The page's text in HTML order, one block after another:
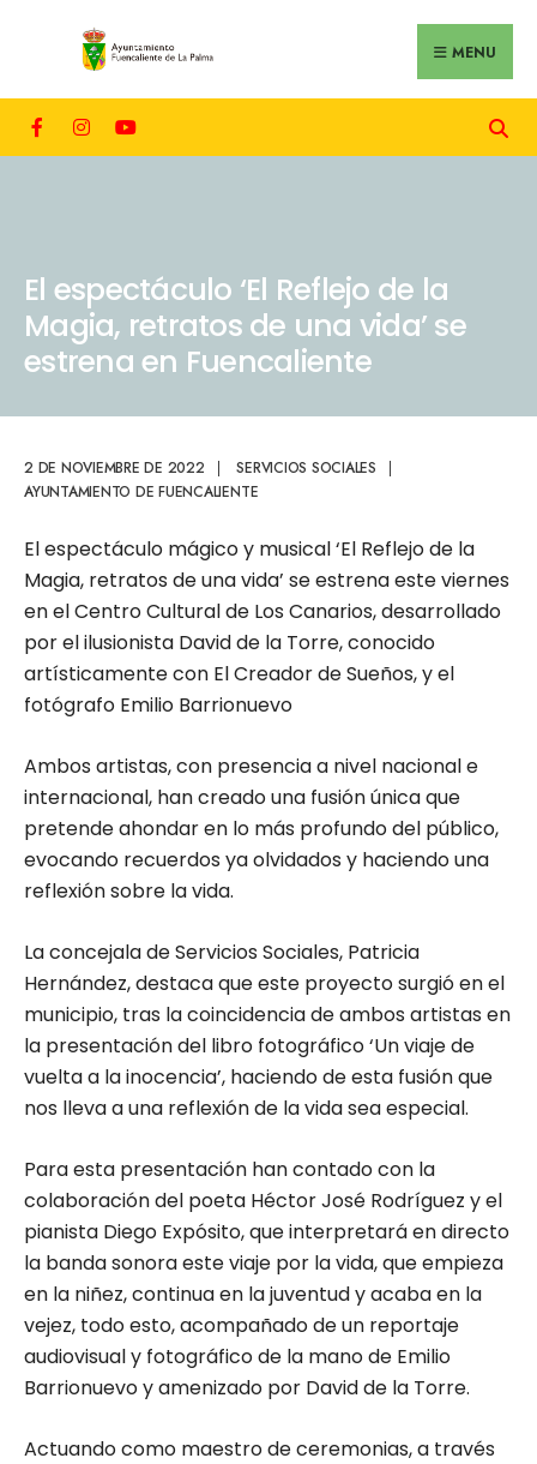
MENU
El espectáculo ‘El Reflejo de la
Magia, retratos de una vida’ se
estrena en Fuencaliente
2 DE NOVIEMBRE DE 2022 | SERVICIOS SOCIALES
|
AYUNTAMIENTO DE FUENCALIENTE
El espectáculo mágico y musical ‘El Reflejo de la
Magia, retratos de una vida’ se estrena este viernes
en el Centro Cultural de Los Canarios, desarrollado
por el ilusionista David de la Torre, conocido
artísticamente con El Creador de Sueños, y el
fotógrafo Emilio Barrionuevo
Ambos artistas, con presencia a nivel nacional e
internacional, han creado una fusión única que
pretende ahondar en lo más profundo del público,
evocando recuerdos ya olvidados y haciendo una
reflexión sobre la vida.
La concejala de Servicios Sociales, Patricia
Hernández, destaca que este proyecto surgió en el
municipio, tras la coincidencia de ambos artistas en
la presentación del libro fotográfico ‘Un viaje de
vuelta a la inocencia’, haciendo de esta fusión que
nos lleva a una reflexión de la vida sea especial.
Para esta presentación han contado con la
colaboración del poeta Héctor José Rodríguez y el
pianista Diego Expósito, que interpretará en directo
la banda sonora este viaje por la vida, que empieza
en la niñez, continua en la juventud y acaba en la
vejez, todo esto, acompañado de un reportaje
audiovisual y fotográfico de la mano de Emilio
Barrionuevo y amenizado por David de la Torre.
Actuando como maestro de ceremonias, a través